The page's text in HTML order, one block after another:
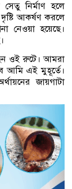
সেতু নির্মাণ হলে
আকর্ষণ করলে
নেওয়া হয়েছে।
ওই রুটে। আমরা
আমি এই মুহূর্তে।
জায়গাটা